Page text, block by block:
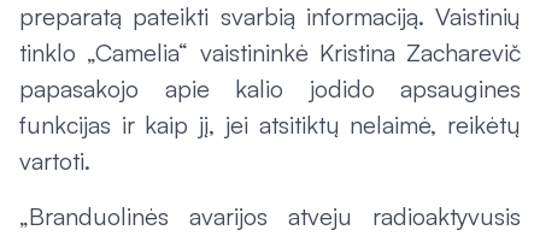
preparatą pateikti svarbią informaciją. Vaistinių
tinklo „Camelia“ vaistininkė Kristina Zacharevič
papasakojo apie kalio jodido apsaugines
funkcijas ir kaip jį, jei atsitiktų nelaimė, reikėtų
vartoti.
„Branduolinės avarijos atveju radioaktyvusis